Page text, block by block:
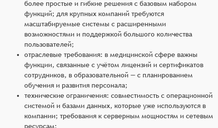
более простые и гибкие решения с базовым набором
функций; для крупных компаний требуются
масштабируемые системы с расширенными
возможностями и поддержкой большого количества
пользователей;
отраслевые требования: в медицинской сфере важны
функции, связанные с учётом лицензий и сертификатов
сотрудников, в образовательной — с планированием
обучения и развития персонала;
технические ограничения: совместимость с операционной
системой и базами данных, которые уже используются в
компании; требования к серверным мощностям и сетевым
ресурсам;